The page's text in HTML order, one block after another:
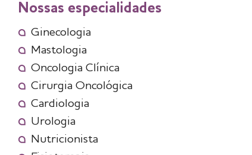
Nossas especialidades
Ginecologia
Mastologia
Oncologia Clínica
Cirurgia Oncológica
Cardiologia
Urologia
Nutricionista